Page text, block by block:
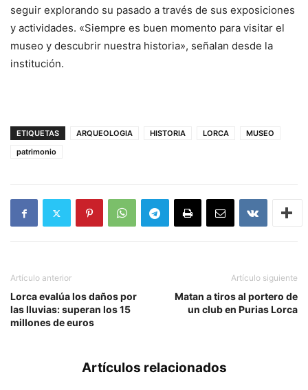
seguir explorando su pasado a través de sus exposiciones
y actividades. «Siempre es buen momento para visitar el
museo y descubrir nuestra historia», señalan desde la
institución.
ETIQUETAS ARQUEOLOGIA HISTORIA LORCA
MUSEO
patrimonio
Artículo anterior
Lorca evalúa los daños por
las lluvias: superan los 15
millones de euros
Artículo siguiente
Matan a tiros al portero de
un club en Purias Lorca
Artículos relacionados